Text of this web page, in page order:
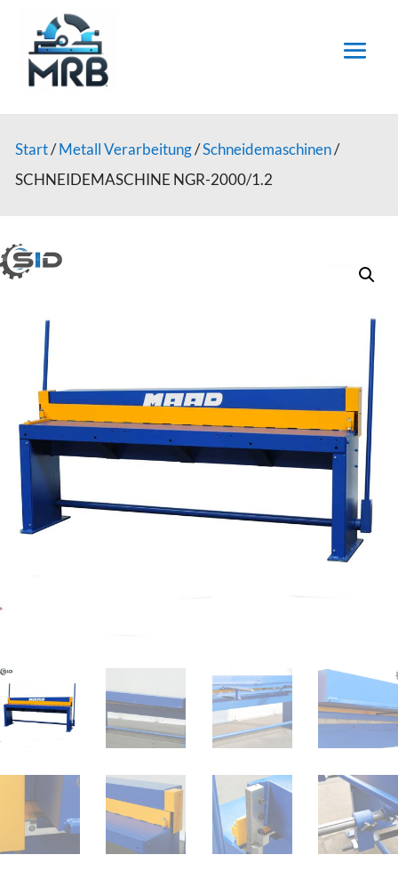
Start/Metall Verarbeitung/Schneidemaschinen/
SCHNEIDEMASCHINE NGR-2000/1.2